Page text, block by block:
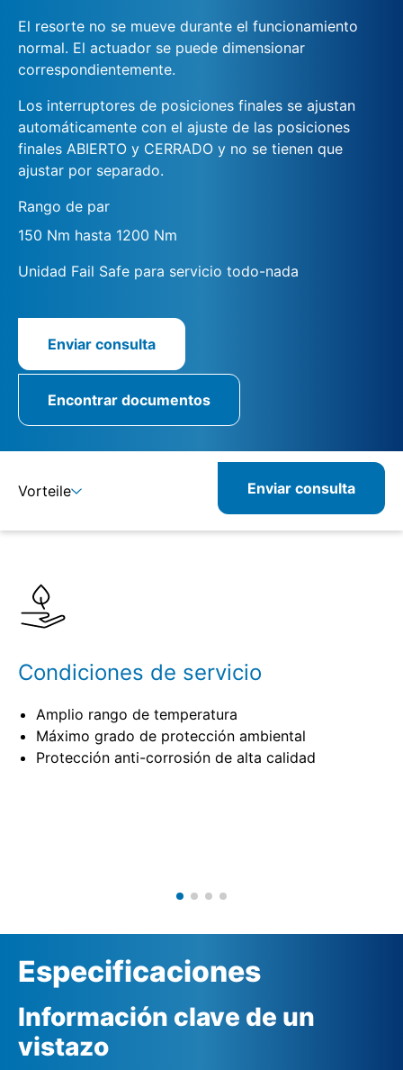
El resorte no se mueve durante el funcionamiento
normal. El actuador se puede dimensionar
correspondientemente.
Los interruptores de posiciones finales se ajustan
automáticamente con el ajuste de las posiciones
finales ABIERTO y CERRADO y no se tienen que
ajustar por separado.
Rango de par
150 Nm hasta 1200 Nm
Unidad Fail Safe para servicio todo-nada
Enviar consulta
Encontrar documentos
Vorteile Enviar consulta
Condiciones de servicio
Amplio rango de temperatura
Máximo grado de protección ambiental
Protección anti-corrosión de alta calidad
Especificaciones
Información clave de un
vistazo